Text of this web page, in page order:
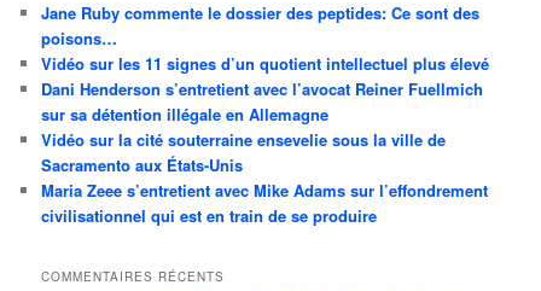
Jane Ruby commente le dossier des peptides: Ce sont des
poisons…
Vidéo sur les 11 signes d’un quotient intellectuel plus élevé
Dani Henderson s’entretient avec l’avocat Reiner Fuellmich
sur sa détention illégale en Allemagne
Vidéo sur la cité souterraine ensevelie sous la ville de
Sacramento aux États-Unis
Maria Zeee s’entretient avec Mike Adams sur l’effondrement
civilisationnel qui est en train de se produire
COMMENTAIRES RÉCENTS